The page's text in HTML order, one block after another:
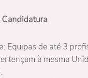
Candidatura
Equipas de até 3
à mesma